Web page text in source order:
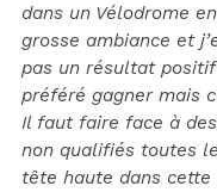
dans un Vélodrome
grosse ambiance et
pas un résultat positif
préféré gagner mais
Il faut faire face à
non qualifiés toutes
tête haute dans